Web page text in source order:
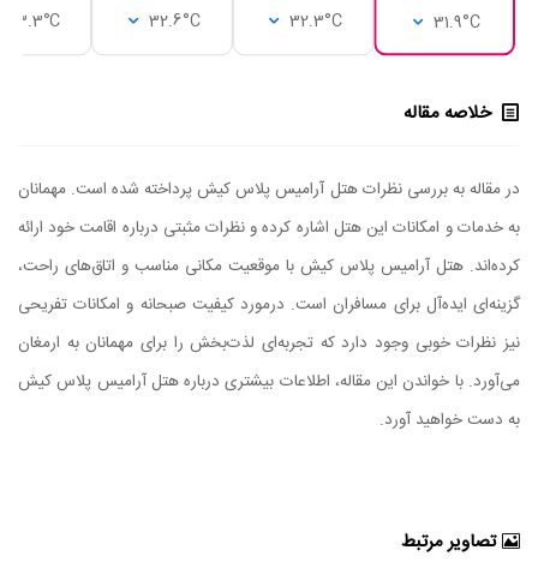
31.9°C
32.3°C
32.6°C
33.3°C
خلاصه مقاله
در مقاله به بررسی نظرات هتل آرامیس پلاس کیش پرداخته شده است. مهمانان
به خدمات و امکانات این هتل اشاره کرده و نظرات مثبتی درباره اقامت خود ارائه
کرده‌اند. هتل آرامیس پلاس کیش با موقعیت مکانی مناسب و اتاق‌های راحت،
گزینه‌ای ایده‌آل برای مسافران است. درمورد کیفیت صبحانه و امکانات تفریحی
نیز نظرات خوبی وجود دارد که تجربه‌ای لذت‌بخش را برای مهمانان به ارمغان
می‌آورد. با خواندن این مقاله، اطلاعات بیشتری درباره هتل آرامیس پلاس کیش
به دست خواهید آورد.
تصاویر مرتبط